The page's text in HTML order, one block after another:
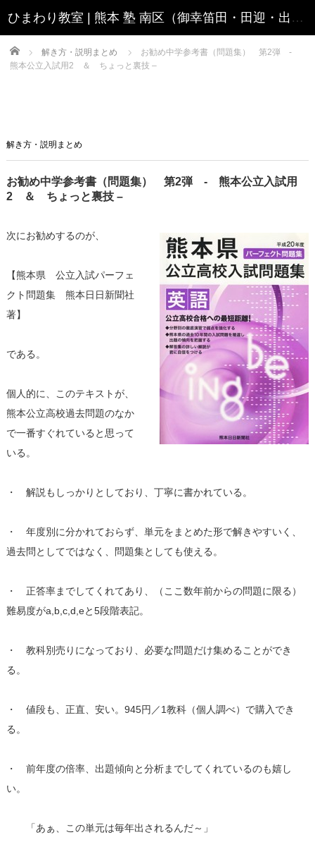
Home 解き方・説明まとめ
お勧め中学参考書（問題集） 第2弾 -
熊本公立入試用2 ＆ ちょっと裏技 –
解き方・説明まとめ
お勧め中学参考書（問題集） 第2弾 - 熊本公立入試用
2 ＆ ちょっと裏技 –
次にお勧めするのが、
【熊本県 公立入試パーフェ
クト問題集 熊本日日新聞社
著】
である。
個人的に、このテキストが、
熊本公立高校過去問題のなか
で一番すぐれていると思って
いる。
・ 解説もしっかりとしており、丁寧に書かれている。
・ 年度別に分かれておらず、単元をまとめた形で解きやすいく、
過去問としてではなく、問題集としても使える。
・ 正答率までしてくれてあり、（ここ数年前からの問題に限る）
難易度がa,b,c,d,eと5段階表記。
・ 教科別売りになっており、必要な問題だけ集めることができ
る。
・ 値段も、正直、安い。945円／1教科（個人調べ）で購入でき
る。
・ 前年度の倍率、出題傾向と分析までしてくれているのも嬉し
い。
「あぁ、この単元は毎年出されるんだ～」